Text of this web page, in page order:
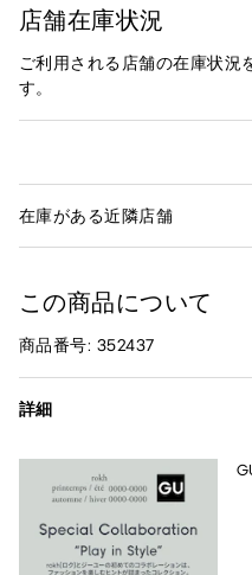
店舗在庫状況
ご利用される店舗の在庫状況
す。
在庫がある近隣店舗
この商品について
商品番号: 352437
詳細